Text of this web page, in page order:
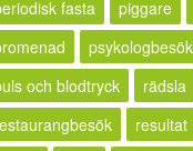
fasta
piggare
psykologbesök
och blodtryck
rädsla
resultat